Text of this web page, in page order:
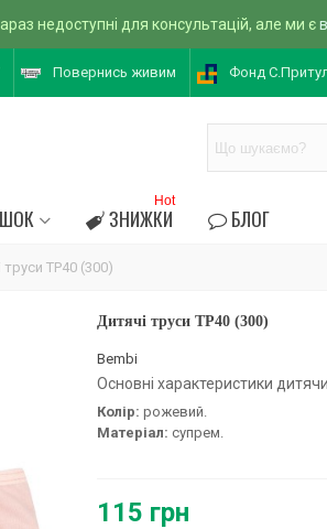
недоступні для консультацій, але ми є
Повернись живим Фонд
ЗНИЖКИ
Hot
БЛОГ
труси ТР40 (300)
Дитячі труси ТР40 (300)
Bembi
Основні характеристики
Колір: рожевий.
Матеріал: супрем.
115 грн